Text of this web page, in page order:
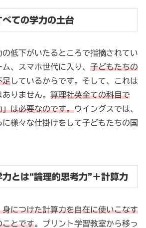
ての学力の土台
低下がいたるところで指摘されてい
、スマホ世代に入り、 子どもたちの
足しているからです。そして、これは
りません。 算理社英全ての科目で
は必要なのです。ウイングスでは、
様々な仕掛けをして子どもたちの国
とは“論理的思考力”＋計算力
につけた計算力を自在に使いこなす
ことです。プリント学習教室から移っ